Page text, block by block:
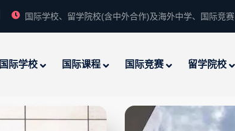
国际学校、留学院校(含中外合作)及海外中学、国际竞赛
国际学校 国际课程 国际竞赛 留学院校